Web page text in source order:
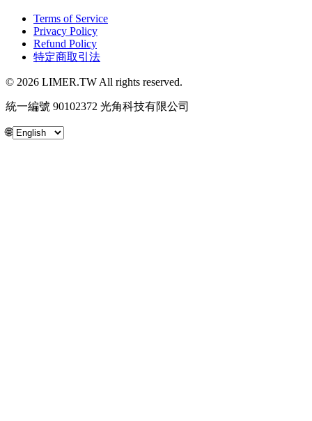
Terms of Service
Privacy Policy
Refund Policy
特定商取引法
© 2026 LIMER.TW All rights reserved.
統一編號 90102372 光角科技有限公司
🌐